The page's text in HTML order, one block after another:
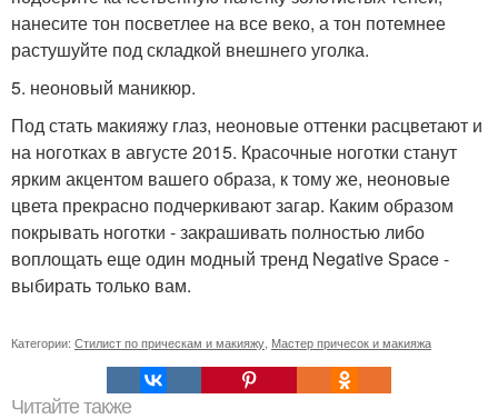
нанесите тон посветлее на все веко, а тон потемнее
растушуйте под складкой внешнего уголка.
5. неоновый маникюр.
Под стать макияжу глаз, неоновые оттенки расцветают и
на ноготках в августе 2015. Красочные ноготки станут
ярким акцентом вашего образа, к тому же, неоновые
цвета прекрасно подчеркивают загар. Каким образом
покрывать ноготки - закрашивать полностью либо
воплощать еще один модный тренд Negative Space -
выбирать только вам.
Категории: Стилист по прическам и макияжу Мастер причесок и макияжа
Читайте также